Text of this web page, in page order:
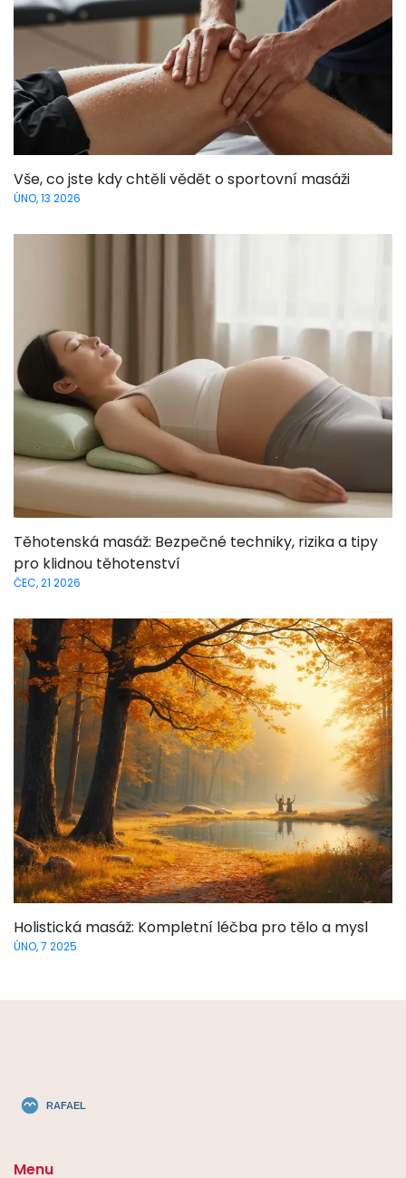
Vše, co jste kdy chtěli vědět o sportovní masáži
ÚNO, 13 2026
Těhotenská masáž: Bezpečné techniky, rizika a tipy
pro klidnou těhotenství
ČEC, 21 2026
Holistická masáž: Kompletní léčba pro tělo a mysl
ÚNO, 7 2025
Menu